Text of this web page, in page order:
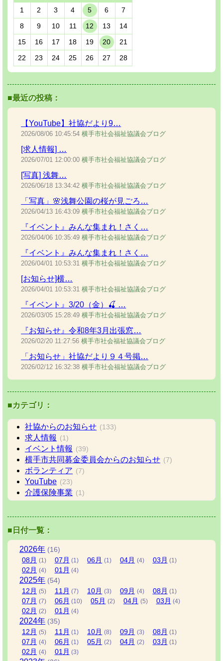
1 2 3 4 5 6
7
8
9 10 11 12 13
14
15
16 17 18 19 20
21
22
23 24 25 26 27 28
■最近の投稿：
【YouTube】社協だより9…
2026/08/06 10:45:54 横手市社会福祉協議会ブログ
[求人情報] …
2026/07/01 12:00:00 横手市社会福祉協議会ブログ
[写真] 浅舞…
2026/06/18 13:34:42 横手市社会福祉協議会ブログ
「写真」🌸浅舞公園の桜が見ごろ…
2026/04/13 16:43:09 横手市社会福祉協議会ブログ
『イベント』みんな集まれ！さく…
2026/04/06 10:35:49 横手市社会福祉協議会ブログ
『イベント』みんな集まれ！さく…
2026/04/01 10:53:31 横手市社会福祉協議会ブログ
[お知らせ]横…
2026/04/01 10:53:31 横手市社会福祉協議会ブログ
『イベント』3/20（金）🍒 …
2026/03/05 15:28:49 横手市社会福祉協議会ブログ
『お知らせ』令和8年3月出張窓…
2026/02/20 11:27:56 横手市社会福祉協議会ブログ
「お知らせ」社協だより９４号掲…
2026/02/12 16:32:38 横手市社会福祉協議会ブログ
■カテゴリ：
社協からのお知らせ (133)
求人情報 (1)
イベント情報 (39)
横手市共同募金委員会からのお知らせ (7)
ボランティア (7)
YouTube (23)
介護保険事業 (1)
■日付一覧：
2026年 (16)
08月 (1) 07月 (1) 06月 (1) 04月 (4) 03月 (1)
02月 (4) 01月 (4)
2025年 (54)
12月 (5) 11月 (7) 10月 (3) 09月 (4) 08月 (1)
07月 (7) 06月 (10) 05月 (2) 04月 (5) 03月 (4)
02月 (2) 01月 (4)
2024年 (35)
12月 (5) 11月 (1) 10月 (8) 09月 (3) 08月 (1)
07月 (4) 06月 (1) 05月 (2) 04月 (2) 03月 (1)
02月 (4) 01月 (3)